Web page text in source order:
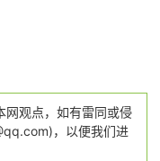
网观点，如有雷同或侵
，以便我们进